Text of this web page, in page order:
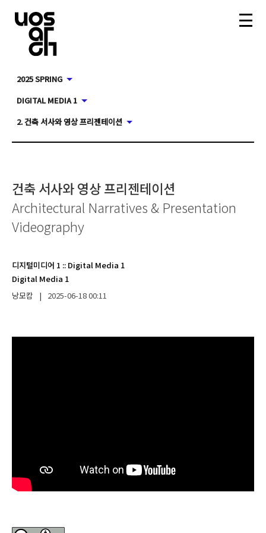
2025 SPRING
DIGITAL MEDIA 1
2. 건축 서사와 영상 프리젠테이션
건축 서사와 영상 프리젠테이션
Architectural Narratives & Presentation
Videography
디지털미디어 1 :: Digital Media 1
Digital Media 1
낭모캄
| 2025-06-1800:11